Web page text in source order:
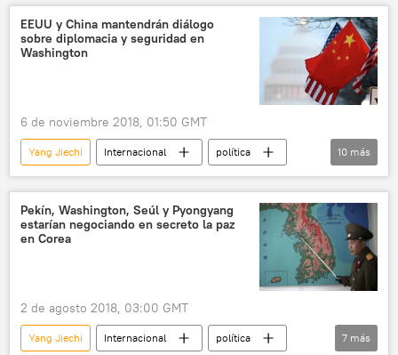
China
Taiwán
mar del Sur de China
Mike Pompeo
James Mattis
EEUU y China mantendrán diálogo
sobre diplomacia y seguridad en
Washington
6 de noviembre 2018, 01:50 GMT
Yang Jiechi Internacional
política
América del Norte
EEUU
China
Mike Pompeo
James Mattis
Wei Fenghe
🌏 Asia
noticias
10 más
Pekín, Washington, Seúl y Pyongyang
estarían negociando en secreto la paz
en Corea
2 de agosto 2018, 03:00 GMT
Yang Jiechi Internacional
política
7 más